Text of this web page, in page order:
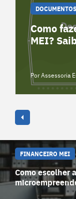
Como
MEI?
Por Assessoria
FINANCEIRO MEI
Como escolher